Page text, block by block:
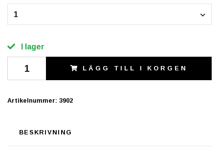
1
I lager
LÄGG TILL I KORGEN
Artikelnummer: 3902
BESKRIVNING